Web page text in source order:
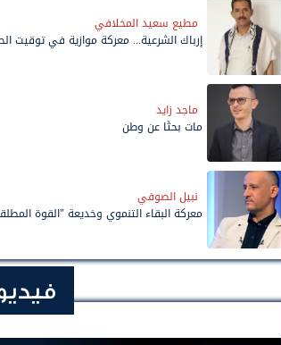
مطيع سعيد المخلافي
إرباك الشرعية... معركة موازية في توقيت
ماجد زايد
مات بحثًا عن وطن
نبيل الصوفي
معركة البقاء التنموي وخديعة "القوة